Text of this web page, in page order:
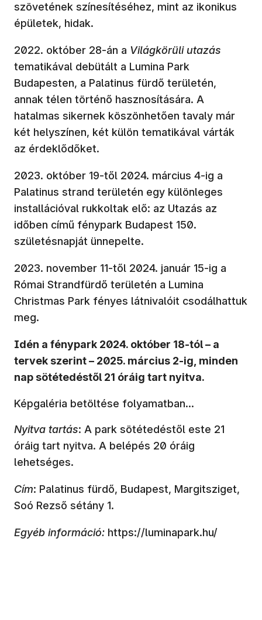
szövetének színesítéséhez, mint az ikonikus
épületek, hidak.
2022. október 28-án a Világkörüli utazás
tematikával debütált a Lumina Park
Budapesten, a Palatinus fürdő területén,
annak télen történő hasznosítására. A
hatalmas sikernek köszönhetően tavaly már
két helyszínen, két külön tematikával várták
az érdeklődőket.
2023. október 19-től 2024. március 4-ig a
Palatinus strand területén egy különleges
installációval rukkoltak elő: az Utazás az
időben című fénypark Budapest 150.
születésnapját ünnepelte.
2023. november 11-től 2024. január 15-ig a
Római Strandfürdő területén a Lumina
Christmas Park fényes látnivalóit csodálhattuk
meg.
Idén a fénypark 2024. október 18-tól – a
tervek szerint – 2025. március 2-ig, minden
nap sötétedéstől 21 óráig tart nyitva.
Képgaléria betöltése folyamatban...
Nyitva tartás: A park sötétedéstől este 21
óráig tart nyitva. A belépés 20 óráig
lehetséges.
Cím: Palatinus fürdő, Budapest, Margitsziget,
Soó Rezső sétány 1.
Egyéb információ: https://luminapark.hu/